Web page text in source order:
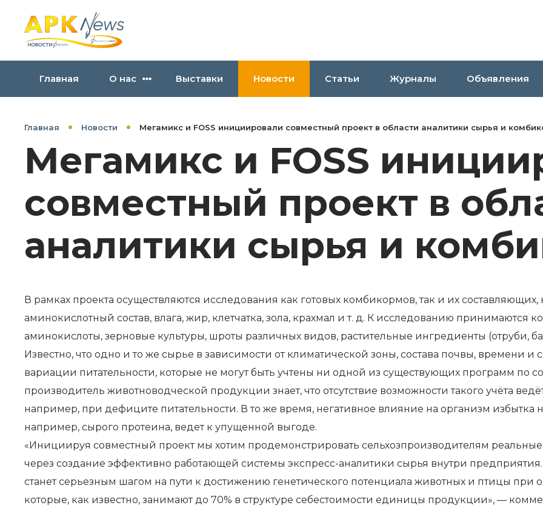
Главная О нас Выставки Новости Статьи Журналы Объявления
Главная Новости Мегамикс и FOSS инициировали совместный проект в области аналитики сырья и
Мегамикс и FOSS
совместный проект в
аналитики сырья и
В рамках проекта осуществляются исследования как готовых комбикормов, так и их составляющих,
аминокислотный состав, влага, жир, клетчатка, зола, крахмал и т. д. К исследованию
аминокислоты, зерновые культуры, шроты различных видов, растительные ингредиенты (отруби,
Известно, что одно и то же сырье в зависимости от климатической зоны, состава почвы, времени
вариации питательности, которые не могут быть учтены ни одной из существующих программ по
производитель животноводческой продукции знает, что отсутствие возможности такого учёта
например, при дефиците питательности. В то же время, негативное влияние на организм избытка
например, сырого протеина, ведет к упущенной выгоде.
«Инициируя совместный проект мы хотим продемонстрировать сельхозпроизводителям
через создание эффективно работающей системы экспресс-аналитики сырья внутри
станет серьезным шагом на пути к достижению генетического потенциала животных и птицы
которые, как известно, занимают до 70% в структуре себестоимости единицы продукции», —